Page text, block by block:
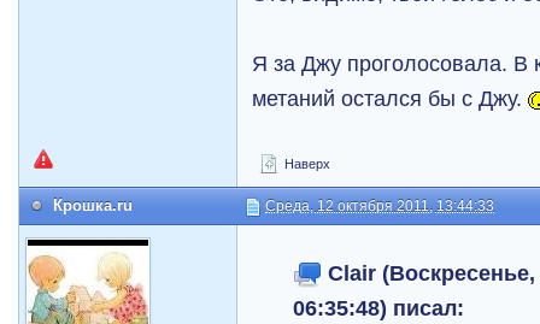
Я за Джу проголосовала. В
метаний остался бы с Джу.
Наверх
Крошка.ru Среда, 12 октября 2011, 13:44:33
Clair
06:35:48) писал: